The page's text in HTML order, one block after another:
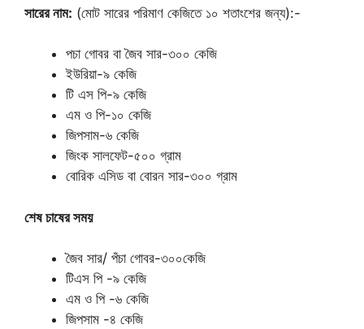
সারের নাম: (মোট সারের পরিমাণ কেজিতে ১০ শতাংশের জন্য):-
পচা গোবর বা জৈব সার-৩০০ কেজি
ইউরিয়া-৯ কেজি
টি এস পি-৯ কেজি
এম ও পি-১০ কেজি
জিপসাম-৬ কেজি
জিংক সালফেট-৫০০ গ্রাম
বোরিক এসিড বা বোরন সার-৩০০ গ্রাম
শেষ চাষের সময়
জৈব সার/ পঁচা গোবর-৩০০কেজি
টিএস পি -৯ কেজি
এম ও পি -৬ কেজি
জিপসাম -৪ কেজি